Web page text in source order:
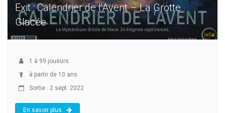
Exit : Calendrier de l'Avent – La Grotte
Glacée
1 à 99 joueurs
à partir de 10 ans
Sortie : 2 sept. 2022
En savoir plus